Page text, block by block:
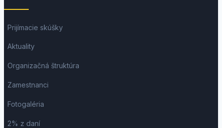
Prijímacie skúšky
Aktuality
Organizačná štruktúra
Zamestnanci
Fotogaléria
2% z daní